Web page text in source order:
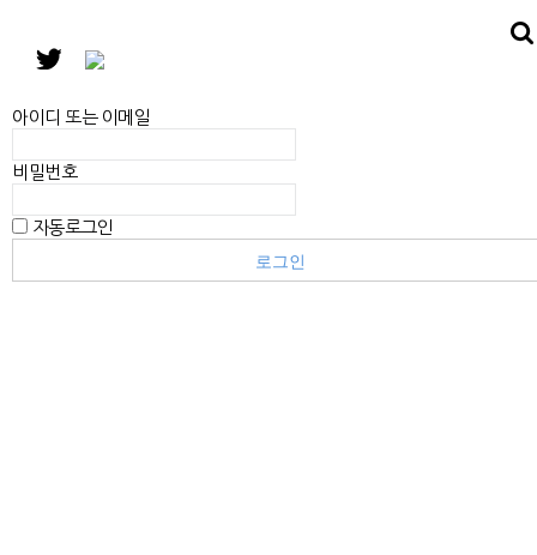
아이디 또는 이메일
비밀번호
자동로그인
로그인